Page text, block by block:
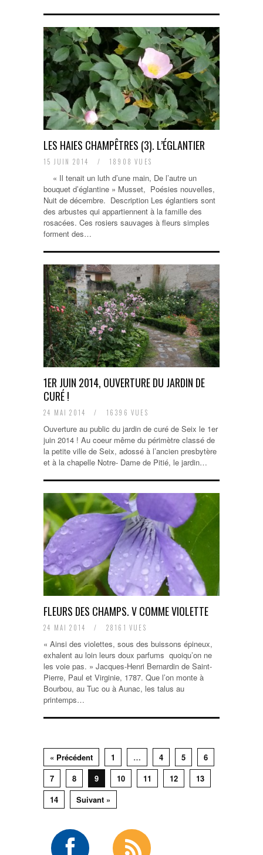
LES HAIES CHAMPÊTRES (3). L’ÉGLANTIER
15 JUIN 2014 / 18908 VUES
« Il tenait un luth d’une main, De l’autre un
bouquet d’églantine » Musset, Poésies nouvelles,
Nuit de décembre. Description Les églantiers sont
des arbustes qui appartiennent à la famille des
rosacées. Ces rosiers sauvages à fleurs simples
forment des…
1ER JUIN 2014, OUVERTURE DU JARDIN DE
CURÉ !
24 MAI 2014 / 16396 VUES
Ouverture au public du jardin de curé de Seix le 1er
juin 2014 ! Au coeur même du périmètre classé de
la petite ville de Seix, adossé à l’ancien presbytère
et à la chapelle Notre- Dame de Pitié, le jardin…
FLEURS DES CHAMPS. V COMME VIOLETTE
24 MAI 2014 / 28161 VUES
« Ainsi des violettes, sous des buissons épineux,
exhalent au loin leurs doux parfums quoiqu’on ne
les voie pas. » Jacques-Henri Bernardin de Saint-
Pierre, Paul et Virginie, 1787. Que l’on monte à
Bourbou, au Tuc ou à Aunac, les talus au
printemps…
« Précédent 1 … 4 5
6
7
8 9 10 11 12
13
14
Suivant »